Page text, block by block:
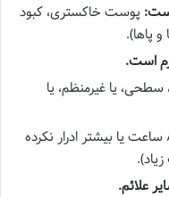
پوست خاکستری، کبود
پاها).
است.
یا غیرمنظم، یا
کودک به مدت ۸ ساعت یا بیشتر ادرار نکرده
علائم.